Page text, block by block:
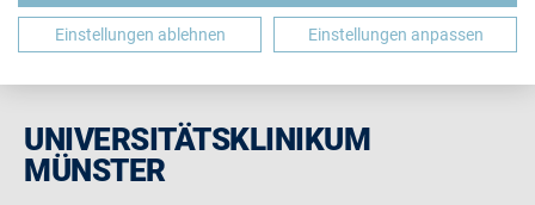
UNIVERSITÄTSKLINIKUM
MÜNSTER
Einstellungen ablehnen Einstellungen anpassen